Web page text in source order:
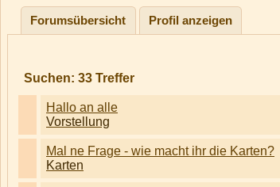
Forumsübersicht Profil anzeigen
Suchen: 33 Treffer
Hallo an alle
Vorstellung
Mal ne Frage - wie macht ihr die Karten?
Karten